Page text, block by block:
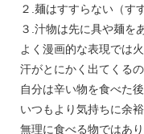
２.麺はすすらない（す
３.汁物は先に具や麺を
よく漫画的な表現では
汗がとにかく出てくる
自分は辛い物を食べた
いつもより気持ちに余裕
無理に食べる物ではあ